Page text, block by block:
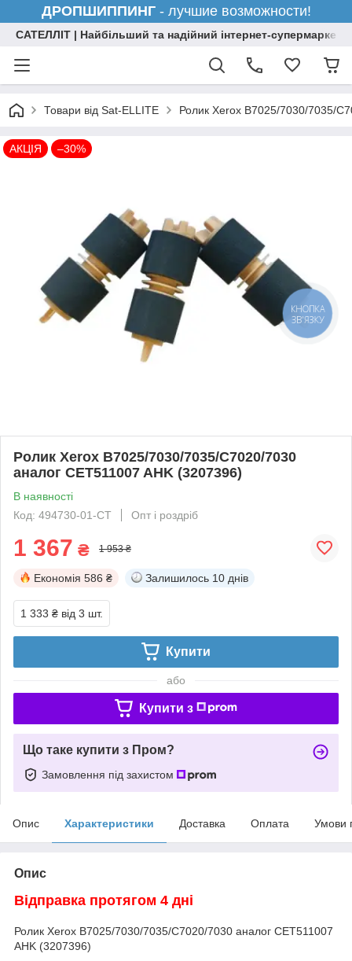
ДРОПШИППИНГ- лучшие возможности!
САТЕЛЛІТ | Найбільший та надійний інтернет-супермаркет
Товари від Sat-ELLITE Ролик Xerox B7025/7030/7035/
АКЦІЯ –30%
Ролик Xerox B7025/7030/7035/C7020/7030
аналог CET511007 AHK (3207396)
В наявності
Код: 494730-01-СТ
Опт і роздріб
1 367 ₴ 1 953 ₴
Економія 586 ₴ Залишилось 10 днів
1 333 ₴ від 3 шт.
Купити
або
Купити з
Що таке купити з Пром?
Замовлення під захистом
Опис Характеристики Доставка Оплата Умови
Опис
Відправка протягом 4 дні
Ролик Xerox B7025/7030/7035/C7020/7030 аналог CET511007
AHK (3207396)
КНОПКА
ЗВ'ЯЗКУ